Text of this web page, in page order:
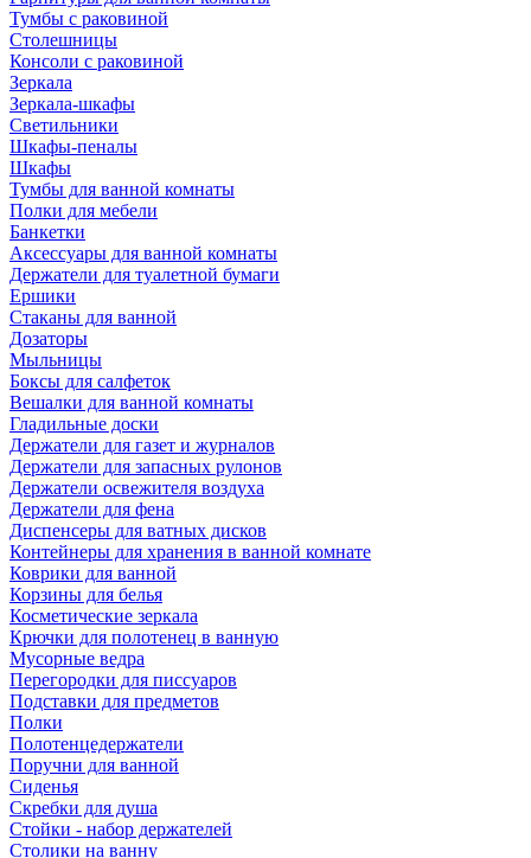
Тумбы с раковиной
Столешницы
Консоли с раковиной
Зеркала
Зеркала-шкафы
Светильники
Шкафы-пеналы
Шкафы
Тумбы для ванной комнаты
Полки для мебели
Банкетки
Аксессуары для ванной комнаты
Держатели для туалетной бумаги
Ершики
Стаканы для ванной
Дозаторы
Мыльницы
Боксы для салфеток
Вешалки для ванной комнаты
Гладильные доски
Держатели для газет и журналов
Держатели для запасных рулонов
Держатели освежителя воздуха
Держатели для фена
Диспенсеры для ватных дисков
Контейнеры для хранения в ванной комнате
Коврики для ванной
Корзины для белья
Косметические зеркала
Крючки для полотенец в ванную
Мусорные ведра
Перегородки для писсуаров
Подставки для предметов
Полки
Полотенцедержатели
Поручни для ванной
Сиденья
Скребки для душа
Стойки - набор держателей
Столики на ванну